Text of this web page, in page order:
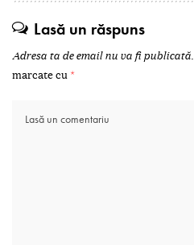
Lasă un răspuns
Adresa ta de email nu va fi publicată.
marcate cu *